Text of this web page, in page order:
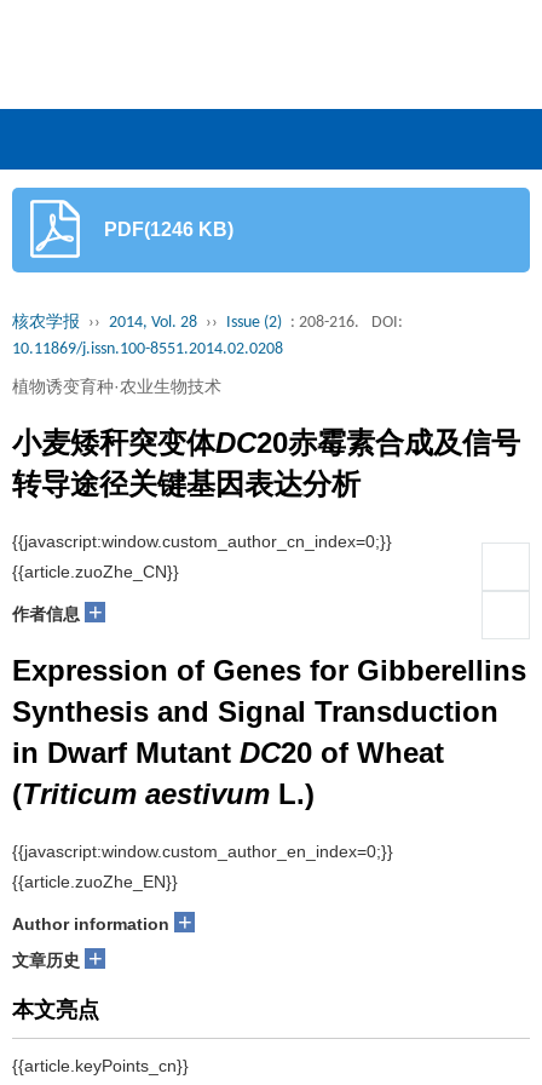
PDF(1246 KB)
核农学报 ›› 2014, Vol. 28 ›› Issue (2) : 208-216.
DOI:
10.11869/j.issn.100-8551.2014.02.0208
植物诱变育种·农业生物技术
小麦矮秆突变体DC20赤霉素合成及信号
转导途径关键基因表达分析
{{javascript:window.custom_author_cn_index=0;}}
{{article.zuoZhe_CN}}
作者信息 +
Expression of Genes for Gibberellins
Synthesis and Signal Transduction
in Dwarf Mutant DC20 of Wheat
(Triticum aestivum L.)
{{javascript:window.custom_author_en_index=0;}}
{{article.zuoZhe_EN}}
Author information +
文章历史 +
本文亮点
{{article.keyPoints_cn}}